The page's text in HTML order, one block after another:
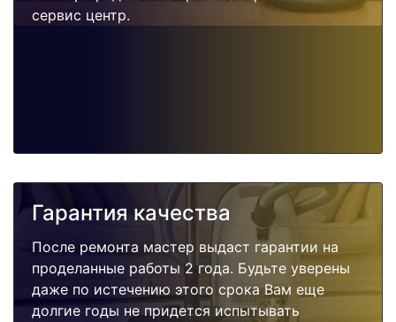
сервис центр.
Гарантия качества
После ремонта мастер выдаст гарантии на
проделанные работы 2 года. Будьте уверены
даже по истечению этого срока Вам еще
долгие годы не придется испытывать